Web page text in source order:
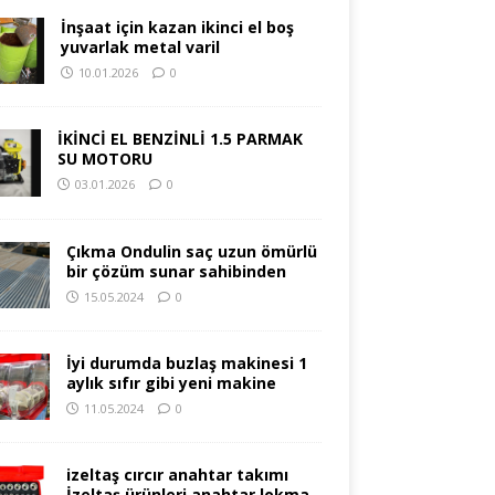
İnşaat için kazan ikinci el boş
yuvarlak metal varil
10.01.2026 0
İKİNCİ EL BENZİNLİ 1.5 PARMAK
SU MOTORU
03.01.2026 0
Çıkma Ondulin saç uzun ömürlü
bir çözüm sunar sahibinden
15.05.2024 0
İyi durumda buzlaş makinesi 1
aylık sıfır gibi yeni makine
11.05.2024 0
izeltaş cırcır anahtar takımı